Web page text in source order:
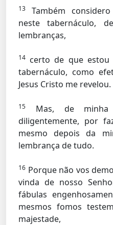
13
Também
neste tabernáculo,
lembranças,
14 certo de que
tabernáculo, como
Jesus Cristo me revelou.
15
Mas, de minha
diligentemente, por
mesmo depois da
lembrança de tudo.
16 Porque não vos
vinda de nosso
fábulas
mesmos fomos
majestade,